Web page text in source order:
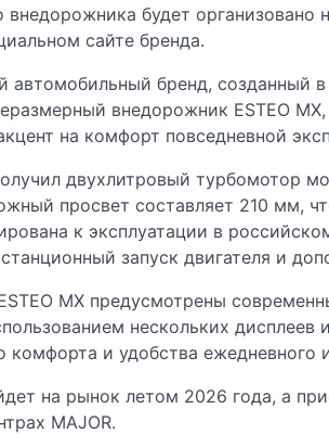
внедорожника будет
сайте бренда.
автомобильный бренд, созданный
внедорожник ESTEO
на комфорт повседневной
двухлитровый турбомотор
просвет составляет 210 мм,
к эксплуатации в
запуск двигателя и
MX предусмотрены
нескольких
комфорта и удобства ежедневного
на рынок летом 2026 года, а
MAJOR.